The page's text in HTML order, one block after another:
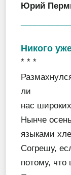
Юрий
Никого
* * *
ли
нас
Нынче
языками
Согрешу,
потому, что